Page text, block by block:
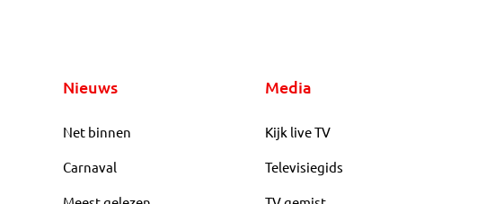
Nieuws
Net binnen
Carnaval
Media
Kijk live TV
Televisiegids